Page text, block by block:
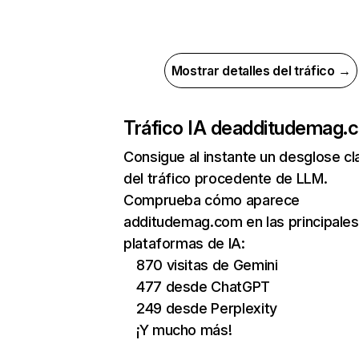
Mostrar detalles del tráfico →
Tráfico IA de
Consigue al instante un desglose
del tráfico procedente de LLM.
Comprueba cómo aparece
additudemag.com en las principales
plataformas de IA:
870 visitas de Gemini
477 desde ChatGPT
249 desde Perplexity
¡Y mucho más!